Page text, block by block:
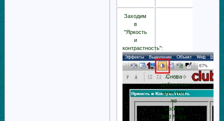
Заходим
в
"Яркость
и
контрастность":
Снова
добавляем
шум (тот
же
шаблон
Add Noise